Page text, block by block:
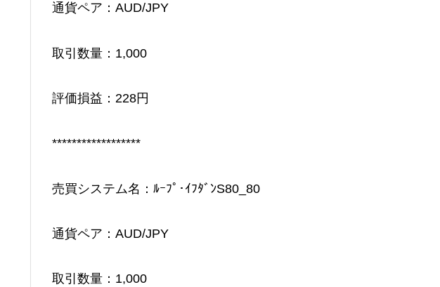
通貨ペア：AUD/JPY
取引数量：1,000
評価損益：228円
******************
売買システム名：ﾙｰﾌﾟ･ｲﾌﾀﾞﾝS80_80
通貨ペア：AUD/JPY
取引数量：1,000